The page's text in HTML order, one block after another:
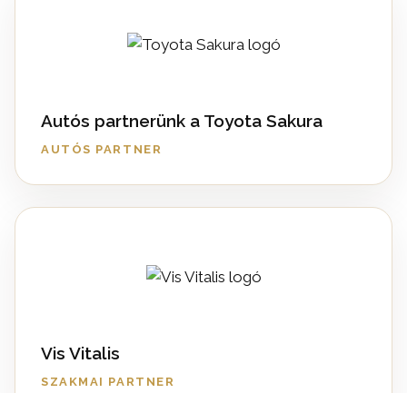
Autós partnerünk a Toyota Sakura
AUTÓS PARTNER
Vis Vitalis
SZAKMAI PARTNER